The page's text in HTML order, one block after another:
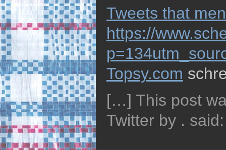
Tweets that
https://
Topsy.com
[…] This post
Twitter by .